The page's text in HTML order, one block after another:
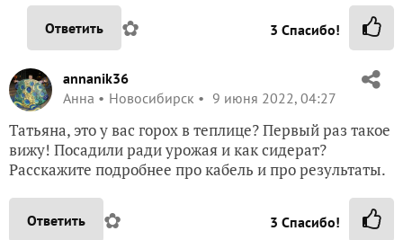
Ответить ✿ 3 Спасибо!
annanik36
Анна
Новосибирск 9 июня 2022, 04:27
Татьяна, это у вас горох в теплице? Первый раз такое
вижу! Посадили ради урожая и как сидерат?
Расскажите подробнее про кабель и про результаты.
Ответить ✿ 3 Спасибо!